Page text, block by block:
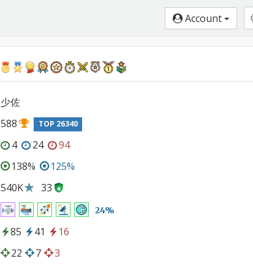
Account
少佐
588 TOP 26340
4 24
94
138%
125%
540K
33
24%
85 41
16
22 7
3